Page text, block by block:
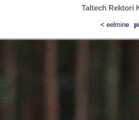
Taltech Rektori
< eelmine